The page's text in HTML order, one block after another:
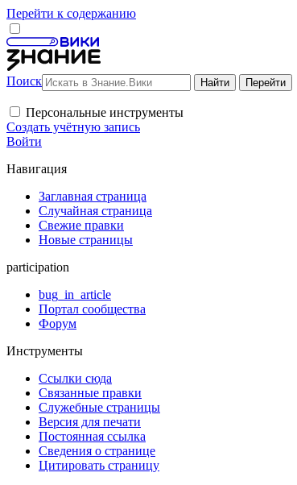
Перейти к содержанию
Поиск
Персональные инструменты
Создать учётную запись
Войти
Навигация
Заглавная страница
Случайная страница
Свежие правки
Новые страницы
participation
bug_in_article
Портал сообщества
Форум
Инструменты
Ссылки сюда
Связанные правки
Служебные страницы
Версия для печати
Постоянная ссылка
Сведения о странице
Цитировать страницу